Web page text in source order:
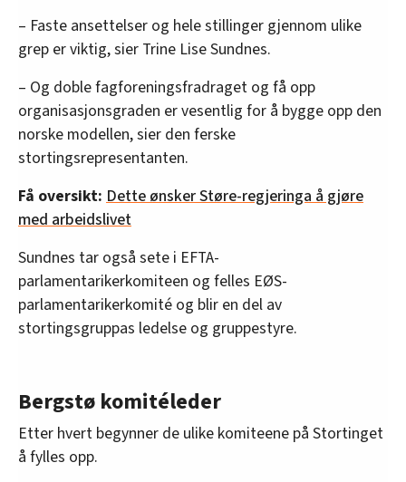
– Faste ansettelser og hele stillinger gjennom ulike
grep er viktig, sier Trine Lise Sundnes.
– Og doble fagforeningsfradraget og få opp
organisasjonsgraden er vesentlig for å bygge opp den
norske modellen, sier den ferske
stortingsrepresentanten.
Få oversikt: Dette ønsker Støre-regjeringa å gjøre
med arbeidslivet
Sundnes tar også sete i EFTA-
parlamentarikerkomiteen og felles EØS-
parlamentarikerkomité og blir en del av
stortingsgruppas ledelse og gruppestyre.
Bergstø komitéleder
Etter hvert begynner de ulike komiteene på Stortinget
å fylles opp.